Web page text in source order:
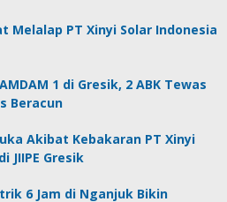
Melalap PT Xinyi Solar Indonesia
1 di Gresik, 2 ABK Tewas
Beracun
Akibat Kebakaran PT Xinyi
JIIPE Gresik
6 Jam di Nganjuk Bikin